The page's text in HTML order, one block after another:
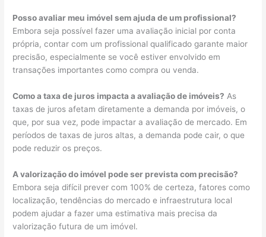
Posso avaliar meu imóvel sem ajuda de um profissional?
Embora seja possível fazer uma avaliação inicial por conta
própria, contar com um profissional qualificado garante maior
precisão, especialmente se você estiver envolvido em
transações importantes como compra ou venda.
Como a taxa de juros impacta a avaliação de imóveis? As
taxas de juros afetam diretamente a demanda por imóveis, o
que, por sua vez, pode impactar a avaliação de mercado. Em
períodos de taxas de juros altas, a demanda pode cair, o que
pode reduzir os preços.
A valorização do imóvel pode ser prevista com precisão?
Embora seja difícil prever com 100% de certeza, fatores como
localização, tendências do mercado e infraestrutura local
podem ajudar a fazer uma estimativa mais precisa da
valorização futura de um imóvel.